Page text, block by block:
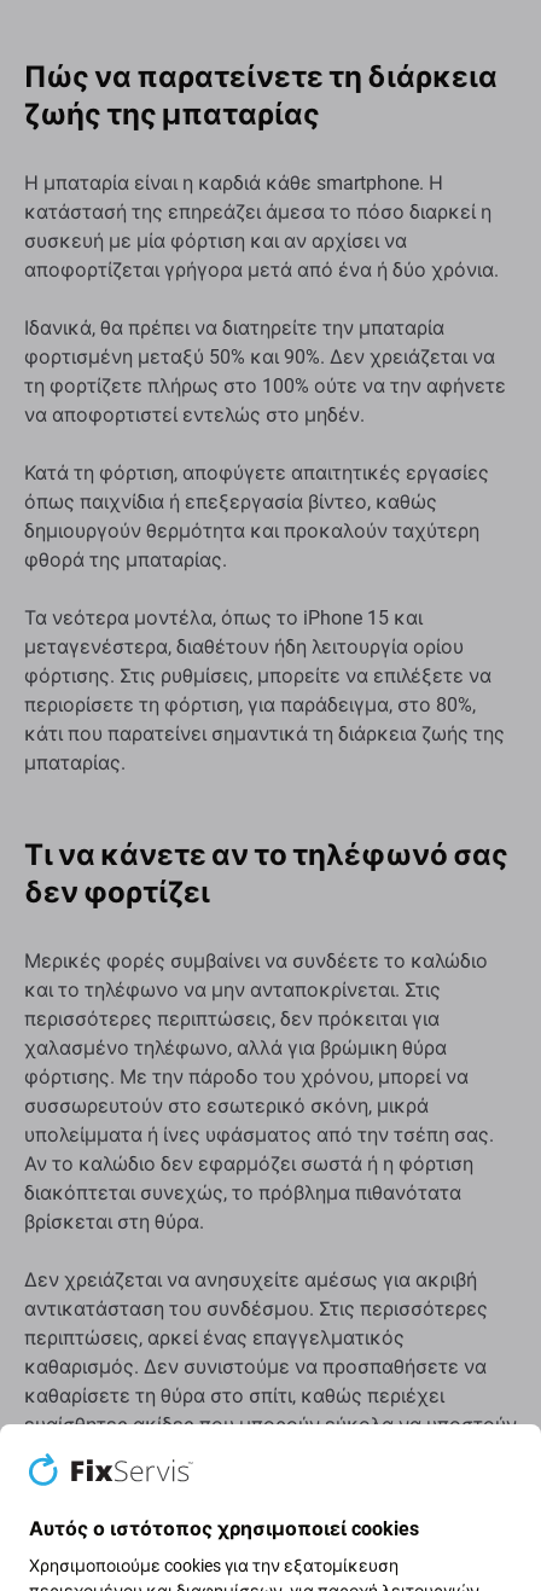
Πώς να παρατείνετε τη διάρκεια
ζωής της μπαταρίας
Η μπαταρία είναι η καρδιά κάθε smartphone. Η
κατάστασή της επηρεάζει άμεσα το πόσο διαρκεί η
συσκευή με μία φόρτιση και αν αρχίσει να
αποφορτίζεται γρήγορα μετά από ένα ή δύο χρόνια.
Ιδανικά, θα πρέπει να διατηρείτε την μπαταρία
φορτισμένη μεταξύ 50% και 90%. Δεν χρειάζεται να
τη φορτίζετε πλήρως στο 100% ούτε να την αφήνετε
να αποφορτιστεί εντελώς στο μηδέν.
Κατά τη φόρτιση, αποφύγετε απαιτητικές εργασίες
όπως παιχνίδια ή επεξεργασία βίντεο, καθώς
δημιουργούν θερμότητα και προκαλούν ταχύτερη
φθορά της μπαταρίας.
Τα νεότερα μοντέλα, όπως το iPhone 15 και
μεταγενέστερα, διαθέτουν ήδη λειτουργία ορίου
φόρτισης. Στις ρυθμίσεις, μπορείτε να επιλέξετε να
περιορίσετε τη φόρτιση, για παράδειγμα, στο 80%,
κάτι που παρατείνει σημαντικά τη διάρκεια ζωής της
μπαταρίας.
Τι να κάνετε αν το τηλέφωνό σας
δεν φορτίζει
Μερικές φορές συμβαίνει να συνδέετε το καλώδιο
και το τηλέφωνο να μην ανταποκρίνεται. Στις
περισσότερες περιπτώσεις, δεν πρόκειται για
χαλασμένο τηλέφωνο, αλλά για βρώμικη θύρα
φόρτισης. Με την πάροδο του χρόνου, μπορεί να
συσσωρευτούν στο εσωτερικό σκόνη, μικρά
υπολείμματα ή ίνες υφάσματος από την τσέπη σας.
Αν το καλώδιο δεν εφαρμόζει σωστά ή η φόρτιση
διακόπτεται συνεχώς, το πρόβλημα πιθανότατα
βρίσκεται στη θύρα.
Δεν χρειάζεται να ανησυχείτε αμέσως για ακριβή
αντικατάσταση του συνδέσμου. Στις περισσότερες
περιπτώσεις, αρκεί ένας επαγγελματικός
καθαρισμός. Δεν συνιστούμε να προσπαθήσετε να
καθαρίσετε τη θύρα στο σπίτι, καθώς περιέχει
ευαίσθητες ακίδες που μπορούν εύκολα να υποστούν
ζημιά. Σε ένα κέντρο σέρβις, ο τεχνικός θα
χρησιμοποιήσει κατάλληλα εργαλεία για να την
Αυτός ο ιστότοπος χρησιμοποιεί cookies
Χρησιμοποιούμε cookies για την εξατομίκευση